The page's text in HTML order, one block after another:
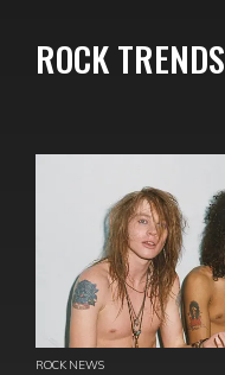
ROCK TRENDS
ROCK NEWS